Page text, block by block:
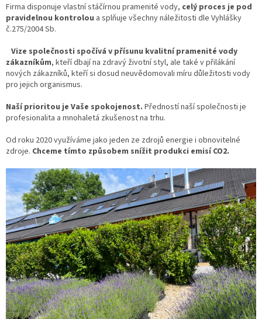
Firma disponuje vlastní stáčírnou pramenité vody, celý proces je pod
pravidelnou kontrolou a splňuje všechny náležitosti dle Vyhlášky
č.275/2004 Sb.
Vize společnosti spočívá v přísunu kvalitní pramenité vody
zákazníkům, kteří dbají na zdravý životní styl, ale také v přilákání
nových zákazníků, kteří si dosud neuvědomovali míru důležitosti vody
pro jejich organismus.
Naší prioritou je Vaše spokojenost. Předností naší společnosti je
profesionalita a mnohaletá zkušenost na trhu.
Od roku 2020 využíváme jako jeden ze zdrojů energie i obnovitelné
zdroje. Chceme tímto způsobem snížit produkci emisí CO2.